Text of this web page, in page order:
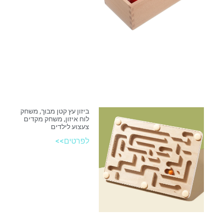
ביזון עץ קטן מבוך, משחק
לוח איזון, משחק מקדים
צעצוע לילדים
לפרטים>>